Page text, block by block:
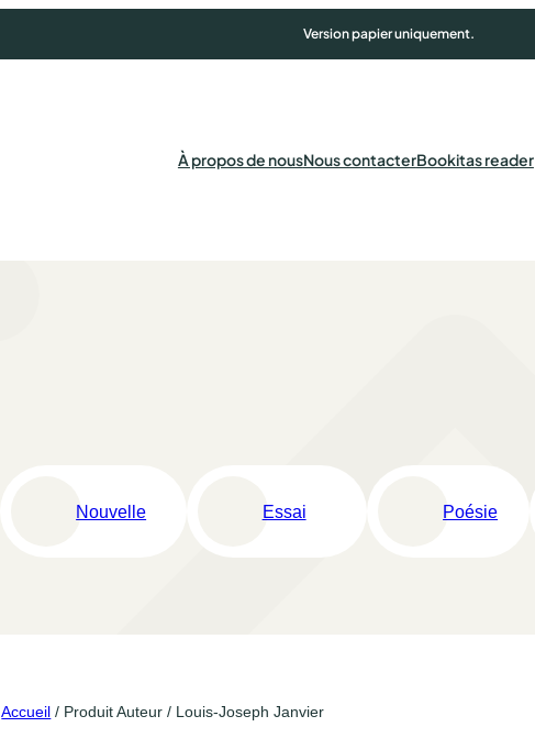
Version papier uniquement.
À propos de nousNous contacterBookitas reader
Nouvelle Essai Poésie
Accueil / Produit Auteur / Louis-Joseph Janvier